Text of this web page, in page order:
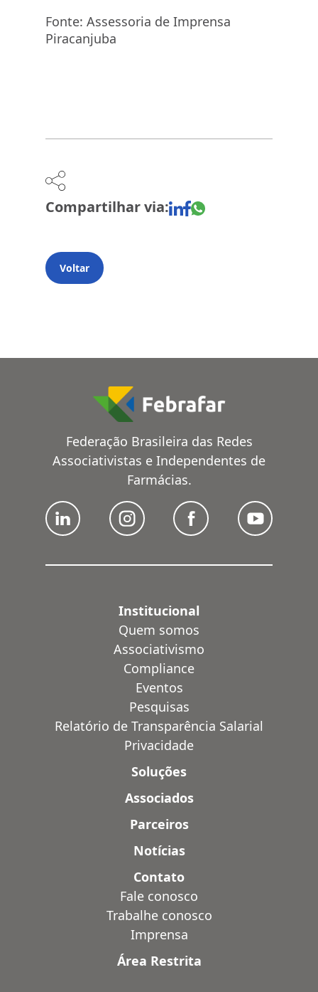
Fonte: Assessoria de Imprensa
Piracanjuba
Compartilhar via:
Voltar
Federação Brasileira das Redes
Associativistas e Independentes de
Farmácias.
Institucional
Quem somos
Associativismo
Compliance
Eventos
Pesquisas
Relatório de Transparência Salarial
Privacidade
Soluções
Associados
Parceiros
Notícias
Contato
Fale conosco
Trabalhe conosco
Imprensa
Área Restrita